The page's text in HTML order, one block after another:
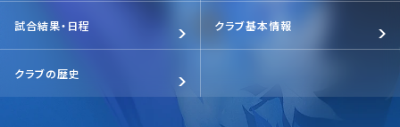
試合結果・日程 クラブ基本情報
クラブの歴史